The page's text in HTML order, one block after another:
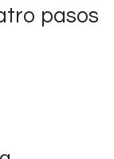
pasos